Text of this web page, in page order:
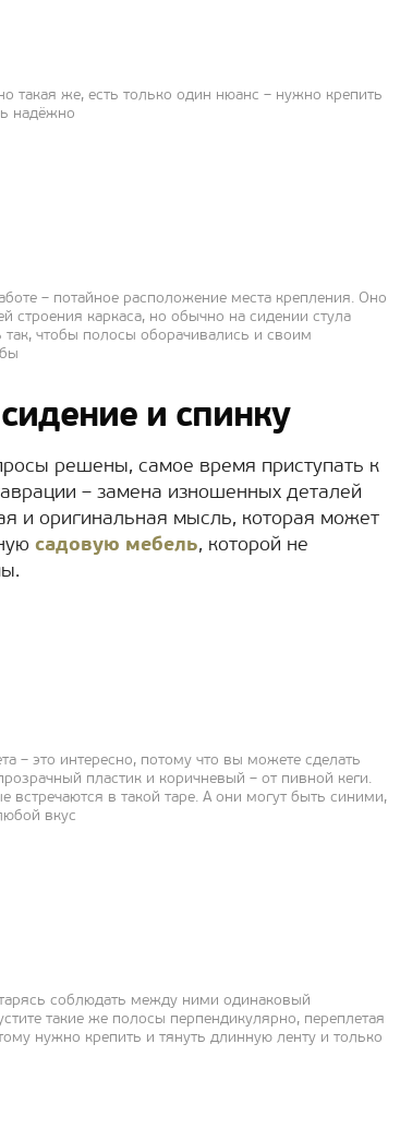
такая же, есть только один нюанс – нужно крепить
надёжно
– потайное расположение места крепления. Оно
строения каркаса, но обычно на сидении стула
чтобы полосы оборачивались и своим
и спинку
решены, самое время приступать к
– замена изношенных деталей
и оригинальная мысль, которая может
садовую мебель, которой не
– это интересно, потому что вы можете сделать
пластик и коричневый – от пивной кеги.
в такой таре. А они могут быть синими,
вкус
соблюдать между ними одинаковый
такие же полосы перпендикулярно, переплетая
нужно крепить и тянуть длинную ленту и только